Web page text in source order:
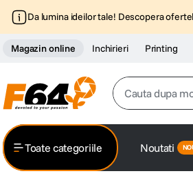
Da lumina ideilor tale! Descopera
Magazin online Inchirieri Printing
Cauta dupa
Toate categoriile Noutati